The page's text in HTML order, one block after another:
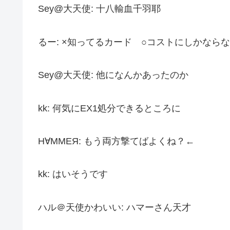
Sey@大天使: 十八輸血千羽耶
るー: ×知ってるカード ○コストにしかなら
Sey@大天使: 他になんかあったのか
kk: 何気にEX1処分できるところに
Н∀ММЕЯ: もう両方撃てばよくね？←
kk: はいそうです
ハル＠天使かわいい: ハマーさん天才